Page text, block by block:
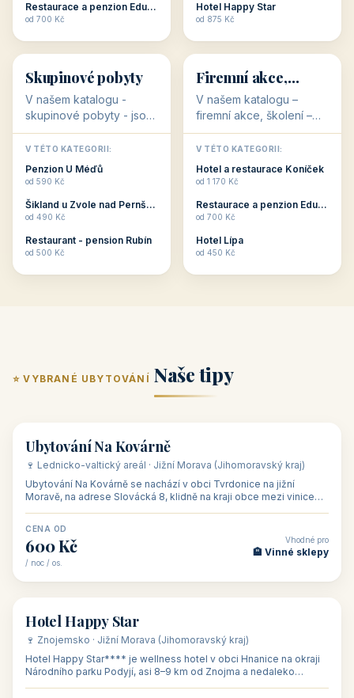
Restaurace a penzion Eduard
od 700 Kč
Hotel Happy Star
od 875 Kč
👥
👥
32 objektů
Skupinové pobyty
V našem katalogu -
skupinové pobyty - jsou
pro Vás připraveny
objekty, které nabízí
ubytování skupin v
penzionech, hotelích a
Budete překva...
V TÉTO KATEGORII:
Penzion U Méďů
od 590 Kč
Šikland u Zvole nad Pernštejnem
od 490 Kč
Restaurant - pension Rubín
od 500 Kč
💼
💼
31 objektů
Firemní akce,
školení
V našem katalogu –
firemní akce, školení –
jsou pro Vás připraveny
objekty, které mají
zkušenosti pořádat i
menší firemní akce a
ob...
V TÉTO KATEGORII:
Hotel a restaurace Koníček
od 1 170 Kč
Restaurace a penzion Eduard
od 700 Kč
Hotel Lípa
od 450 Kč
⭐ VYBRANÉ UBYTOVÁNÍ Naše tipy
🏡 penzion
Ubytování Na Kovárně
🍷 Lednicko-valtický areál · Jižní Morava (Jihomoravský kraj)
Ubytování Na Kovárně se nachází v obci Tvrdonice na jižní
Moravě, na adrese Slovácká 8, klidně na kraji obce mezi vinicemi,
CENA OD
600 Kč
/ noc / os.
Vhodné pro
🏨 Vinné sklepy
🏨 hotel
Hotel Happy Star
🍷 Znojemsko · Jižní Morava (Jihomoravský kraj)
Hotel Happy Star**** je wellness hotel v obci Hnanice na okraji
Národního parku Podyjí, asi 8–9 km od Znojma a nedaleko